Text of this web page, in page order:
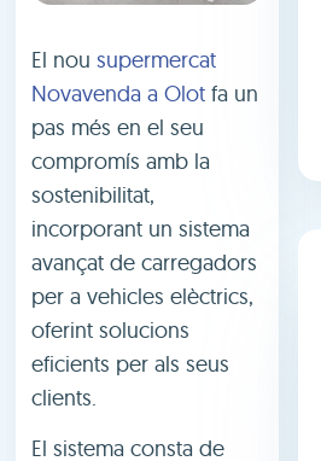
El nousupermercat
Novavenda a Olot fa un
pas més en el seu
compromís amb la
sostenibilitat,
incorporant un sistema
avançat de carregadors
per a vehicles elèctrics,
oferint solucions
eficients per als seus
clients.
El sistema consta de